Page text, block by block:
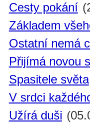
Cesty pokání
Základem
Ostatní nemá
Přijímá novou
Spasitele světa
V srdci
Užírá duši